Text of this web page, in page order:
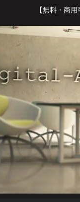
【無料・商